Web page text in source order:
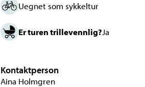
Uegnet som sykkeltur
Er turen trillevennlig?Ja
Kontaktperson
Aina Holmgren